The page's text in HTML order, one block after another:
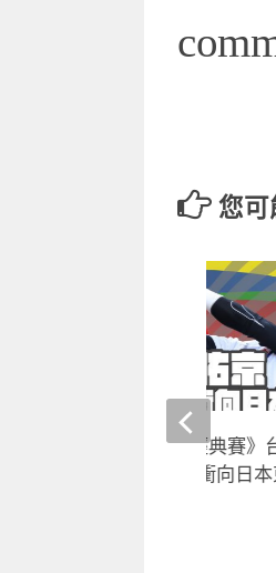
您
2023wbc世界棒球經典賽》
東佑京 陳晨威全力衝向日